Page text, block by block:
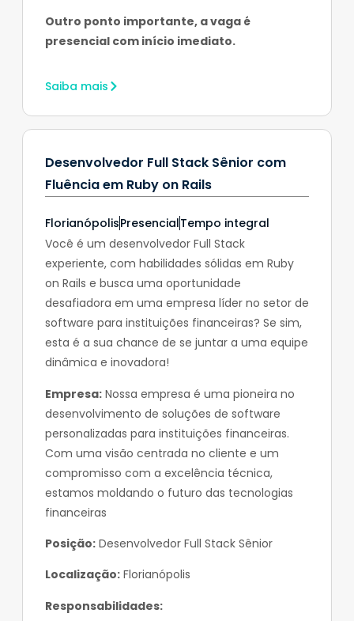
Outro ponto importante, a vaga é
presencial com início imediato.
Saiba mais
Desenvolvedor Full Stack Sênior com
Fluência em Ruby on Rails
FlorianópolisPresencialTempo integral
Você é um desenvolvedor Full Stack
experiente, com habilidades sólidas em Ruby
on Rails e busca uma oportunidade
desafiadora em uma empresa líder no setor de
software para instituições financeiras? Se sim,
esta é a sua chance de se juntar a uma equipe
dinâmica e inovadora!
Empresa: Nossa empresa é uma pioneira no
desenvolvimento de soluções de software
personalizadas para instituições financeiras.
Com uma visão centrada no cliente e um
compromisso com a excelência técnica,
estamos moldando o futuro das tecnologias
financeiras
Posição: Desenvolvedor Full Stack Sênior
Localização: Florianópolis
Responsabilidades: